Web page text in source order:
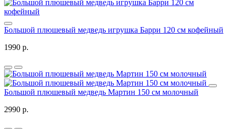
Большой плюшевый медведь игрушка Барри 120 см кофейный
1990 р.
Большой плюшевый медведь Мартин 150 см молочный
2990 р.